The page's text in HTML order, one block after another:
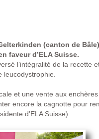
(canton de
faveur d’ELA Suisse.
l’intégralité de la recette
et une vente aux
encore la cagnotte pour
d’ELA Suisse).